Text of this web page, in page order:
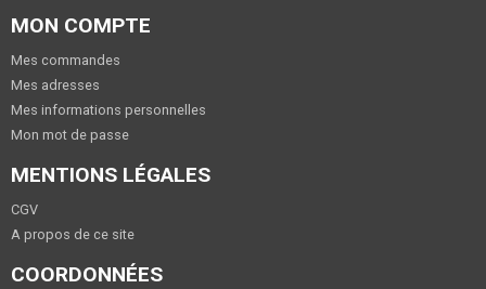
MON COMPTE
Mes commandes
Mes adresses
Mes informations personnelles
Mon mot de passe
MENTIONS LÉGALES
CGV
A propos de ce site
COORDONNÉES